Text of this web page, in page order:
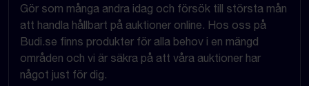
Gör som många andra idag och försök till största mån
att handla hållbart på auktioner online. Hos oss på
Budi.se finns produkter för alla behov i en mängd
områden och vi är säkra på att våra auktioner har
något just för dig.